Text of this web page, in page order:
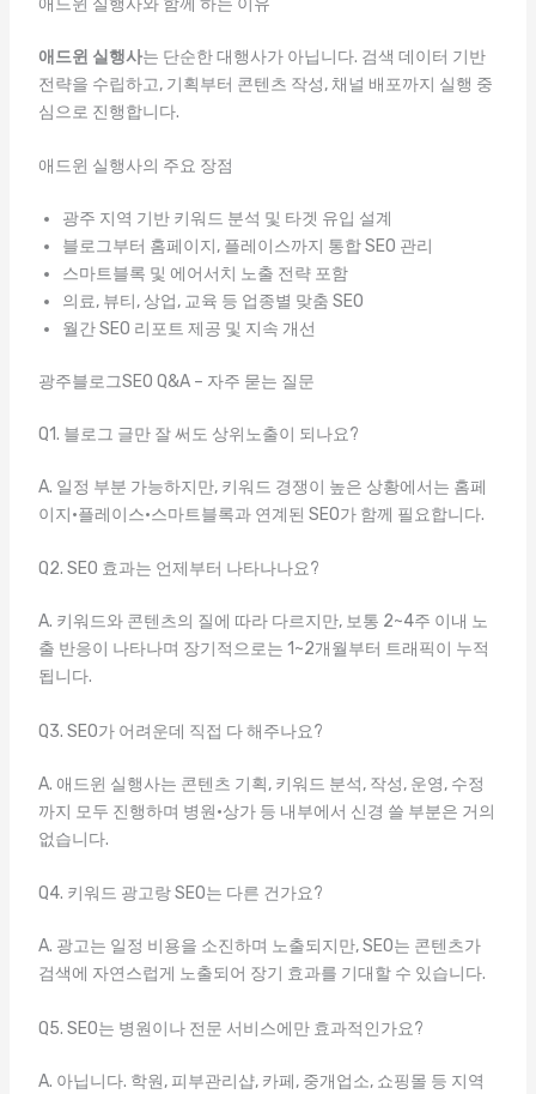
애드윈 실행사는 단순한 대행사가 아닙니다. 검색 데이터 기반
전략을 수립하고, 기획부터 콘텐츠 작성, 채널 배포까지 실행 중
심으로 진행합니다.
애드윈 실행사의 주요 장점
광주 지역 기반 키워드 분석 및 타겟 유입 설계
블로그부터 홈페이지, 플레이스까지 통합 SEO 관리
스마트블록 및 에어서치 노출 전략 포함
의료, 뷰티, 상업, 교육 등 업종별 맞춤 SEO
월간 SEO 리포트 제공 및 지속 개선
광주블로그SEO Q&A – 자주 묻는 질문
Q1. 블로그 글만 잘 써도 상위노출이 되나요?
A. 일정 부분 가능하지만, 키워드 경쟁이 높은 상황에서는 홈페
이지·플레이스·스마트블록과 연계된 SEO가 함께 필요합니다.
Q2. SEO 효과는 언제부터 나타나나요?
A. 키워드와 콘텐츠의 질에 따라 다르지만, 보통 2~4주 이내 노
출 반응이 나타나며 장기적으로는 1~2개월부터 트래픽이 누적
됩니다.
Q3. SEO가 어려운데 직접 다 해주나요?
A. 애드윈 실행사는 콘텐츠 기획, 키워드 분석, 작성, 운영, 수정
까지 모두 진행하며 병원·상가 등 내부에서 신경 쓸 부분은 거의
없습니다.
Q4. 키워드 광고랑 SEO는 다른 건가요?
A. 광고는 일정 비용을 소진하며 노출되지만, SEO는 콘텐츠가
검색에 자연스럽게 노출되어 장기 효과를 기대할 수 있습니다.
Q5. SEO는 병원이나 전문 서비스에만 효과적인가요?
A. 아닙니다. 학원, 피부관리샵, 카페, 중개업소, 쇼핑몰 등 지역